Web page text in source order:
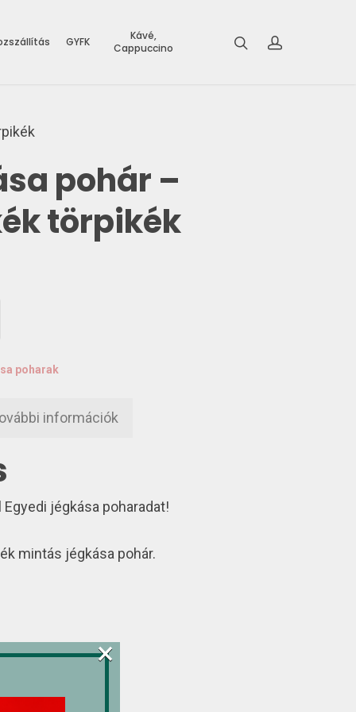
GYFK
Kávé,
Cappuccino
pohár –
törpikék
poharak
információk
Egyedi jégkása poharadat!
mintás jégkása pohár.
×